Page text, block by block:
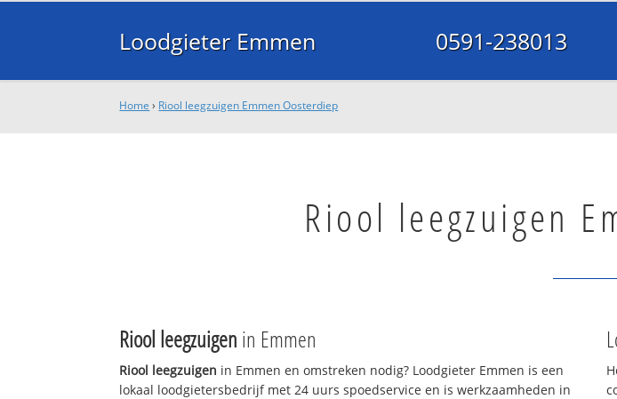
Loodgieter Emmen 0591-238013
Home › Riool leegzuigen Emmen Oosterdiep
Riool leegzuigen
Riool leegzuigen in Emmen
Riool leegzuigen in Emmen en omstreken nodig? Loodgieter Emmen is een
lokaal loodgietersbedrijf met 24 uurs spoedservice en is werkzaamheden in